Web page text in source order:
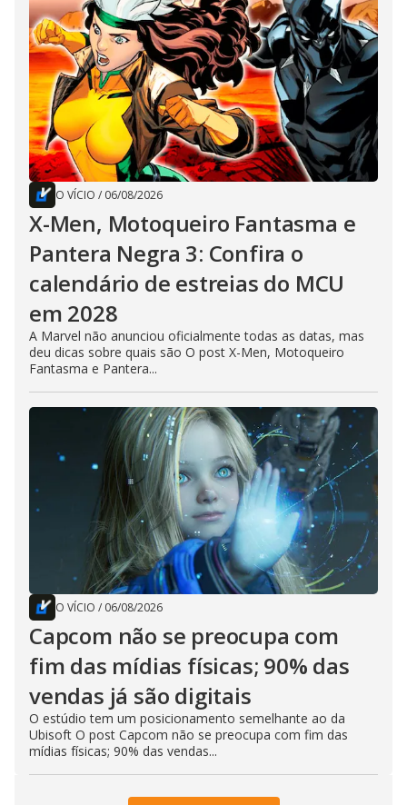
O VÍCIO / 06/08/2026
X-Men, Motoqueiro Fantasma e
Pantera Negra 3: Confira o
calendário de estreias do MCU
em 2028
A Marvel não anunciou oficialmente todas as datas, mas
deu dicas sobre quais são O post X-Men, Motoqueiro
Fantasma e Pantera...
O VÍCIO / 06/08/2026
Capcom não se preocupa com
fim das mídias físicas; 90% das
vendas já são digitais
O estúdio tem um posicionamento semelhante ao da
Ubisoft O post Capcom não se preocupa com fim das
mídias físicas; 90% das vendas...